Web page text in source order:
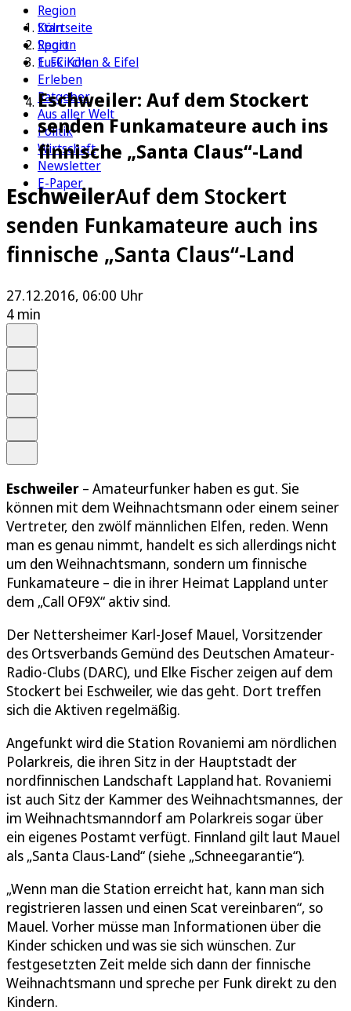
Region
Köln
Sport
1. FC Köln
Erleben
Ratgeber
Aus aller Welt
Politik
Wirtschaft
Newsletter
E-Paper
Startseite
Region
Euskirchen & Eifel
Eschweiler: Auf dem Stockert
senden Funkamateure auch ins
finnische „Santa Claus“-Land
EschweilerAuf dem Stockert
senden Funkamateure auch ins
finnische „Santa Claus“-Land
27.12.2016, 06:00 Uhr
4 min
Eschweiler – Amateurfunker haben es gut. Sie
können mit dem Weihnachtsmann oder einem seiner
Vertreter, den zwölf männlichen Elfen, reden. Wenn
man es genau nimmt, handelt es sich allerdings nicht
um den Weihnachtsmann, sondern um finnische
Funkamateure – die in ihrer Heimat Lappland unter
dem „Call OF9X“ aktiv sind.
Der Nettersheimer Karl-Josef Mauel, Vorsitzender
des Ortsverbands Gemünd des Deutschen Amateur-
Radio-Clubs (DARC), und Elke Fischer zeigen auf dem
Stockert bei Eschweiler, wie das geht. Dort treffen
sich die Aktiven regelmäßig.
Angefunkt wird die Station Rovaniemi am nördlichen
Polarkreis, die ihren Sitz in der Hauptstadt der
nordfinnischen Landschaft Lappland hat. Rovaniemi
ist auch Sitz der Kammer des Weihnachtsmannes, der
im Weihnachtsmanndorf am Polarkreis sogar über
ein eigenes Postamt verfügt. Finnland gilt laut Mauel
als „Santa Claus-Land“ (siehe „Schneegarantie“).
„Wenn man die Station erreicht hat, kann man sich
registrieren lassen und einen Scat vereinbaren“, so
Mauel. Vorher müsse man Informationen über die
Kinder schicken und was sie sich wünschen. Zur
festgesetzten Zeit melde sich dann der finnische
Weihnachtsmann und spreche per Funk direkt zu den
Kindern.